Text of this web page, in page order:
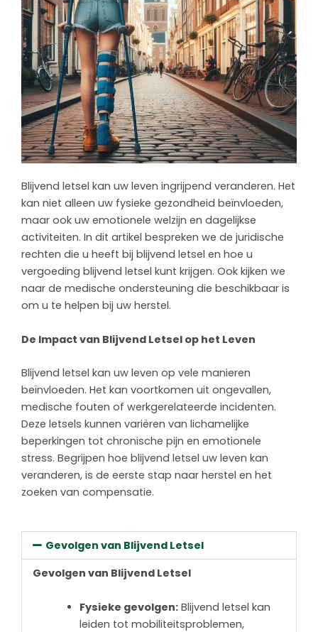
Blijvend letsel kan uw leven ingrijpend veranderen. Het
kan niet alleen uw fysieke gezondheid beïnvloeden,
maar ook uw emotionele welzijn en dagelijkse
activiteiten. In dit artikel bespreken we de juridische
rechten die u heeft bij blijvend letsel en hoe u
vergoeding blijvend letsel kunt krijgen. Ook kijken we
naar de medische ondersteuning die beschikbaar is
om u te helpen bij uw herstel.
De Impact van Blijvend Letsel op het Leven
Blijvend letsel kan uw leven op vele manieren
beïnvloeden. Het kan voortkomen uit ongevallen,
medische fouten of werkgerelateerde incidenten.
Deze letsels kunnen variëren van lichamelijke
beperkingen tot chronische pijn en emotionele
stress. Begrijpen hoe blijvend letsel uw leven kan
veranderen, is de eerste stap naar herstel en het
zoeken van compensatie.
Gevolgen van Blijvend Letsel
Gevolgen van Blijvend Letsel
Fysieke gevolgen:Blijvend letsel kan
leiden tot mobiliteitsproblemen,